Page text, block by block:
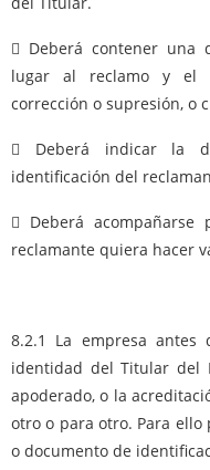
 Deberá contener una
lugar al reclamo y el
corrección o supresión, o
 Deberá indicar la
identificación del
 Deberá
reclamante quiera hacer
8.2.1 La empresa
identidad del Titular del
apoderado, o la
otro o para otro. Para
o documento de